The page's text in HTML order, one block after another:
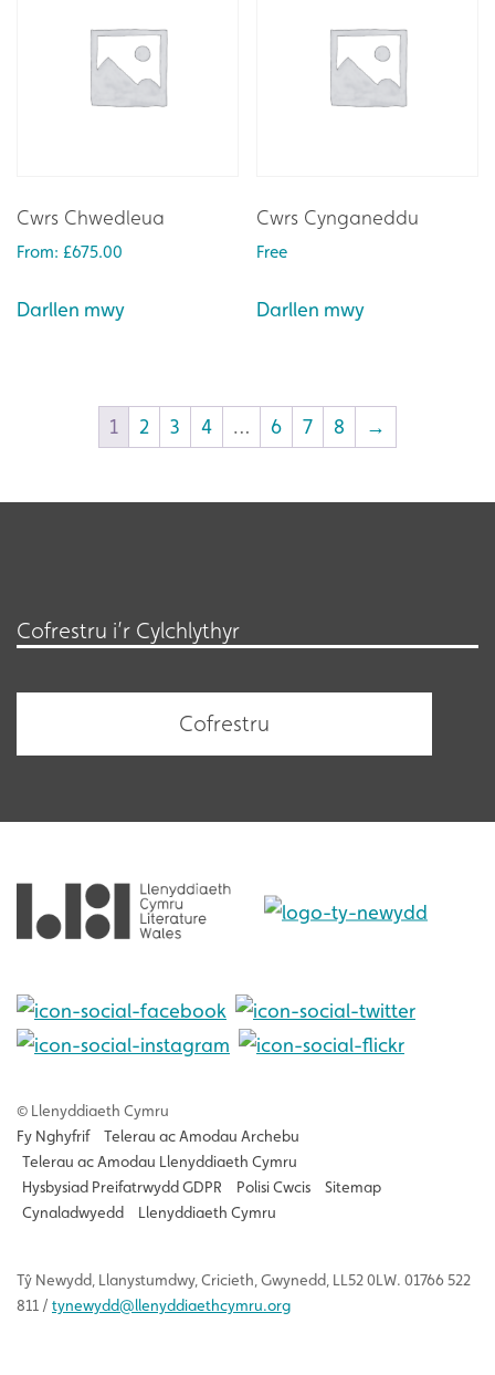
Cwrs Chwedleua
From: £675.00
Darllen mwy
Cwrs Cynganeddu
Free
Darllen mwy
1 2 3 4 … 6 7 8 →
Cofrestru i’r Cylchlythyr
© Llenyddiaeth Cymru
Fy Nghyfrif
Telerau ac Amodau Archebu
Telerau ac Amodau Llenyddiaeth Cymru
Hysbysiad Preifatrwydd GDPR
Polisi Cwcis
Sitemap
Cynaladwyedd
Llenyddiaeth Cymru
Tŷ Newydd , Llanystumdwy, Cricieth, Gwynedd, LL52 0LW. 01766 522
811 / tynewydd@llenyddiaethcymru.org